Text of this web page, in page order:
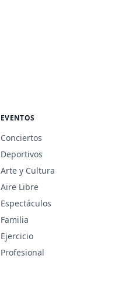
EVENTOS
Conciertos
Deportivos
Arte y Cultura
Aire Libre
Espectáculos
Familia
Ejercicio
Profesional